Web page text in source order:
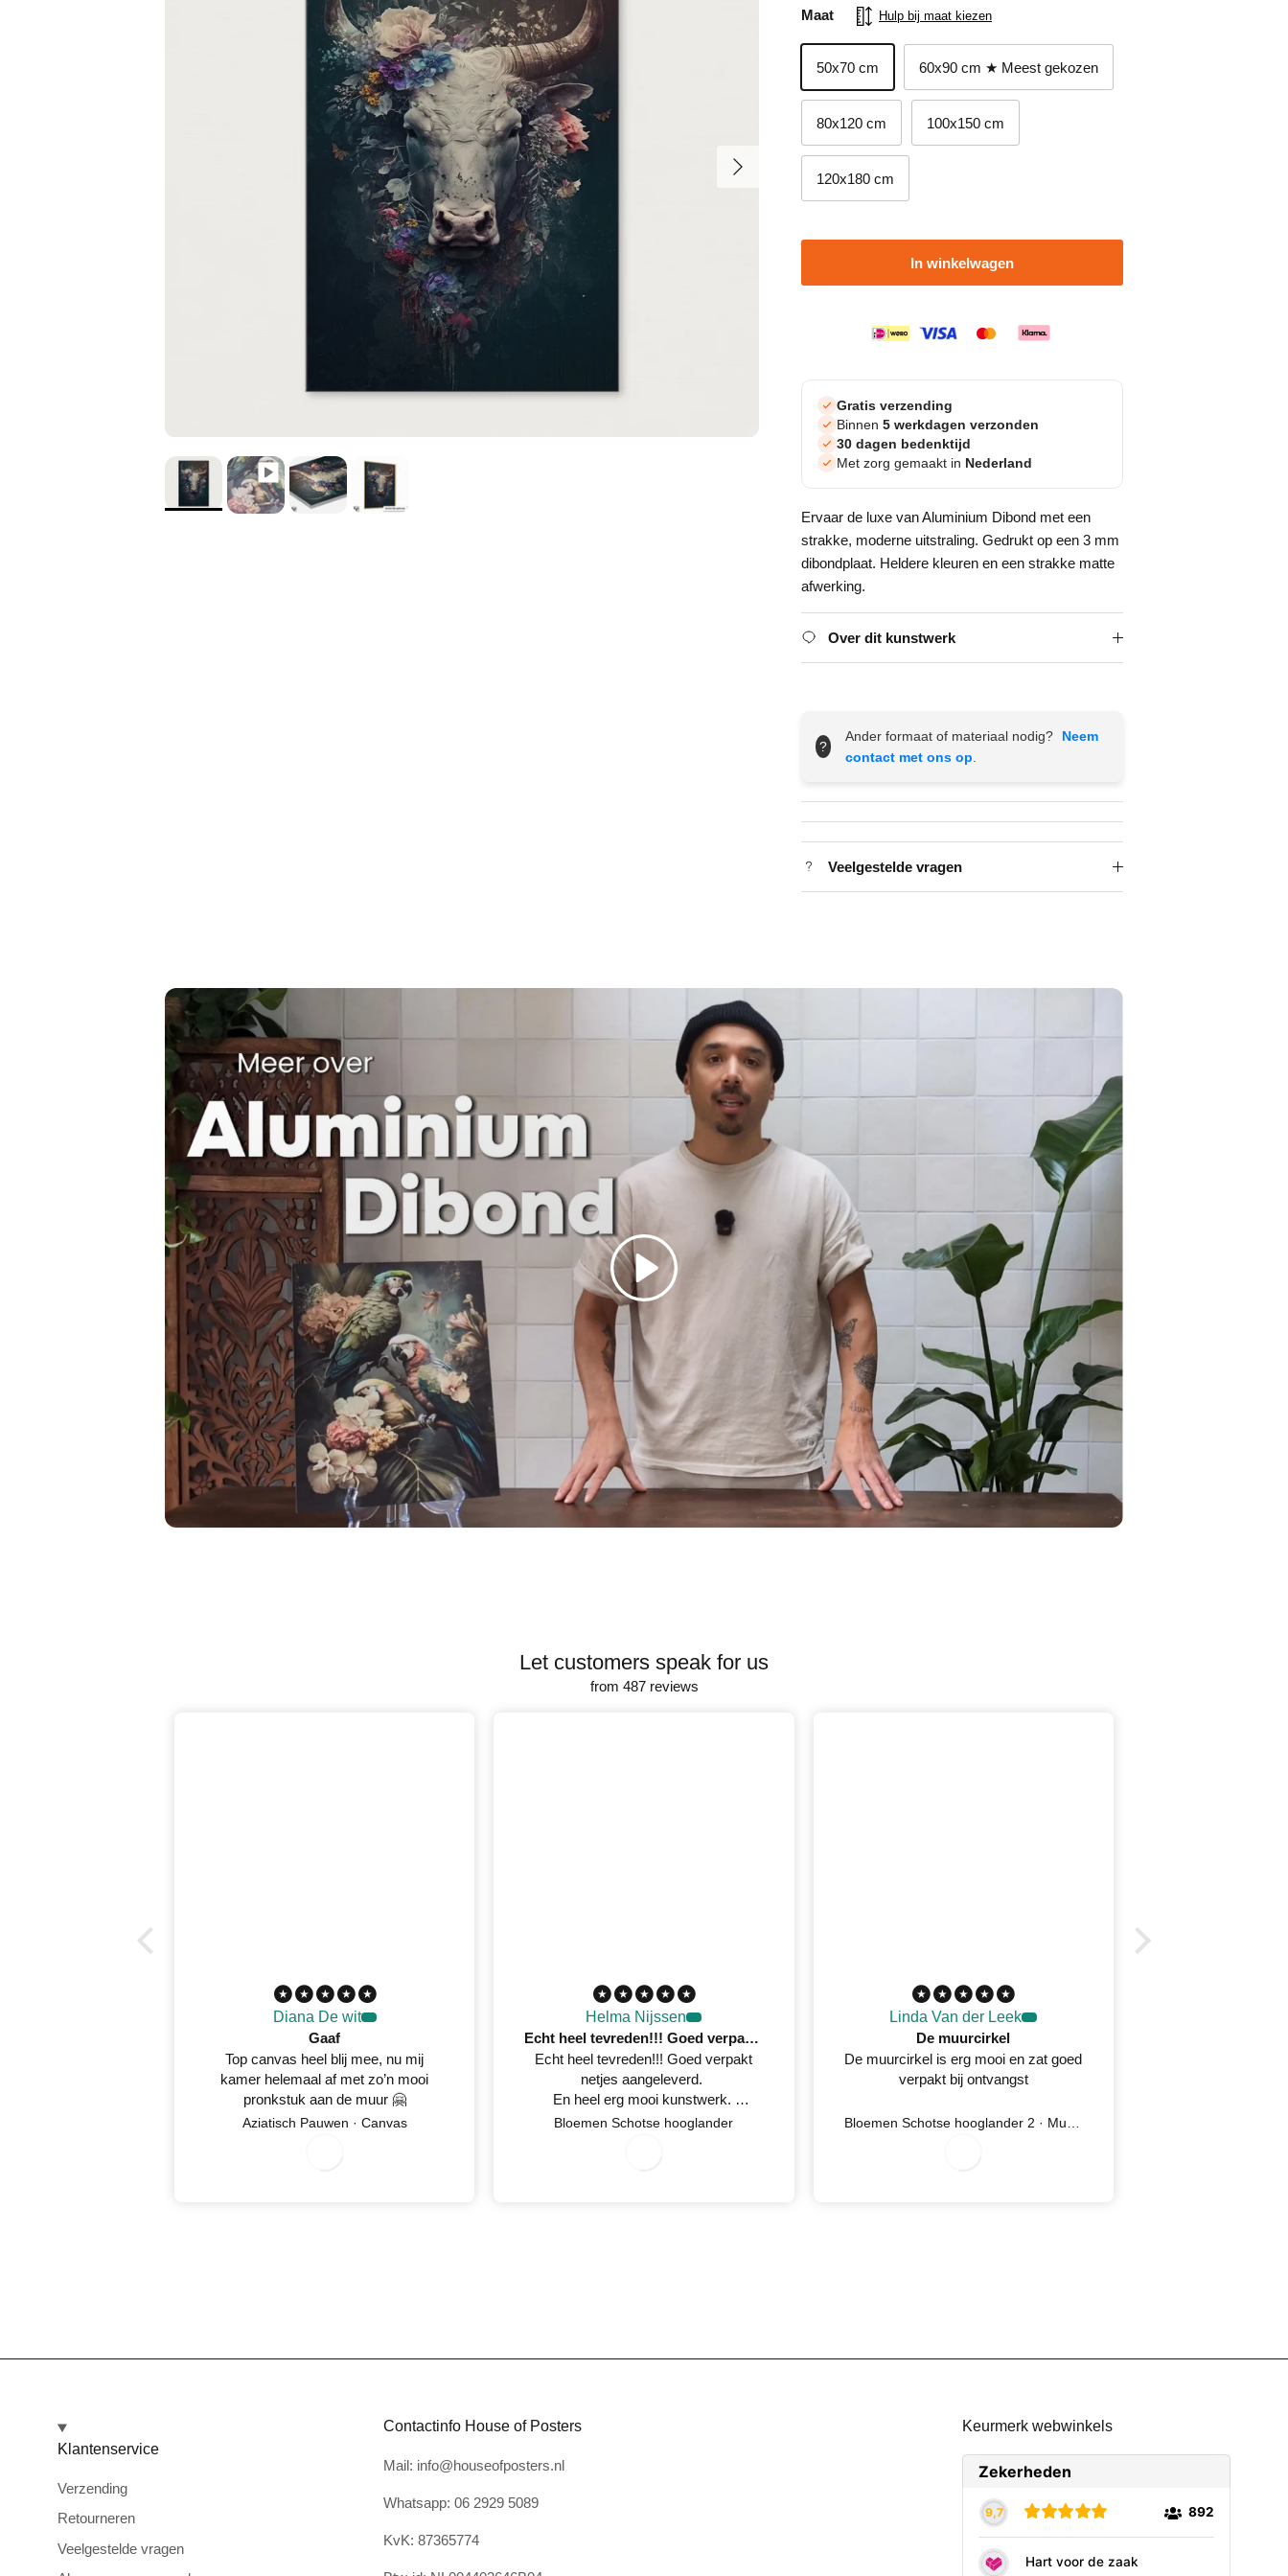
Volgende
Maat Hulp bij maat kiezen
50x70 cm 60x90 cm ★ Meest gekozen
80x120 cm 100x150 cm
120x180 cm
In winkelwagen
Gratis verzending
Binnen 5 werkdagen verzonden
30 dagen bedenktijd
Met zorg gemaakt in Nederland
Ervaar de luxe van Aluminium Dibond met een
strakke, moderne uitstraling. Gedrukt op een 3 mm
dibondplaat. Heldere kleuren en een strakke matte
afwerking.
Over dit kunstwerk
?
Ander formaat of materiaal nodig?
Neem
contact met ons op.
Veelgestelde vragen
Spelen
Let customers speak for us
from 487 reviews
Diana De wit
Gaaf
Top canvas heel blij mee, nu mij
kamer helemaal af met zo’n mooi
pronkstuk aan de muur 🤗
Aziatisch Pauwen · Canvas
8
/
5
2
0
2
Helma Nijssen
Echt heel tevreden!!! Goed verpakt netjes aangeleverd
Echt heel tevreden!!! Goed verpakt
netjes aangeleverd.
En heel erg mooi kunstwerk.
Netjes op tijd een mail gestuurd
Bloemen Schotse hooglander
7
/
0
2
0
2
Linda Van der Leek
De muurcirkel
De muurcirkel is erg mooi en zat goed
verpakt bij ontvangst
7
/
8
2
0
2
Klantenservice
Verzending
Retourneren
Veelgestelde vragen
Contactinfo House of Posters
Mail: info@houseofposters.nl
Whatsapp: 06 2929 5089
KvK: 87365774
Keurmerk webwinkels